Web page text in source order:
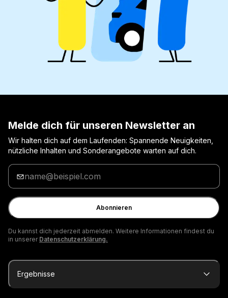
Melde dich für unseren Newsletter an
Wir halten dich auf dem Laufenden: Spannende Neuigkeiten,
nützliche Inhalten und Sonderangebote warten auf dich.
Gib
deine
E-
Mail
ein
Abonnieren
Du kannst dich jederzeit abmelden. Weitere Informationen findest du
in unserer Datenschutzerklärung.
Ergebnisse